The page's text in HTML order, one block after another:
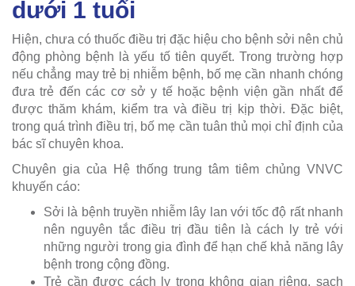
dưới 1 tuổi
Hiện, chưa có thuốc điều trị đặc hiệu cho bệnh sởi nên chủ
động phòng bệnh là yếu tố tiên quyết. Trong trường hợp
nếu chẳng may trẻ bị nhiễm bệnh, bố mẹ cần nhanh chóng
đưa trẻ đến các cơ sở y tế hoặc bệnh viện gần nhất để
được thăm khám, kiểm tra và điều trị kịp thời. Đặc biệt,
trong quá trình điều trị, bố mẹ cần tuân thủ mọi chỉ định của
bác sĩ chuyên khoa.
Chuyên gia của Hệ thống trung tâm tiêm chủng VNVC
khuyến cáo:
Sởi là bệnh truyền nhiễm lây lan với tốc độ rất nhanh
nên nguyên tắc điều trị đầu tiên là cách ly trẻ với
những người trong gia đình để hạn chế khả năng lây
bệnh trong cộng đồng.
Trẻ cần được cách ly trong không gian riêng, sạch